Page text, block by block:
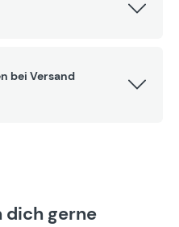
bei Versand
gerne